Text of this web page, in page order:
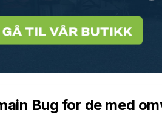
Bug for de med